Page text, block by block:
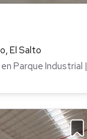
El Salto
Parque Industrial |